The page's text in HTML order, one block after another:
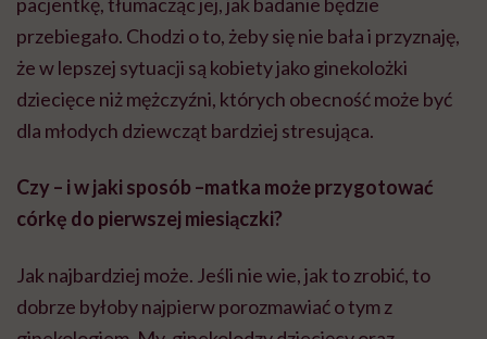
przebiegało. Chodzi o to, żeby się nie bała i przyznaję,
że w lepszej sytuacji są kobiety jako ginekolożki
dziecięce niż mężczyźni, których obecność może być
dla młodych dziewcząt bardziej stresująca.
Czy – i w jaki sposób –matka może przygotować
córkę do pierwszej miesiączki?
Jak najbardziej może. Jeśli nie wie, jak to zrobić, to
dobrze byłoby najpierw porozmawiać o tym z